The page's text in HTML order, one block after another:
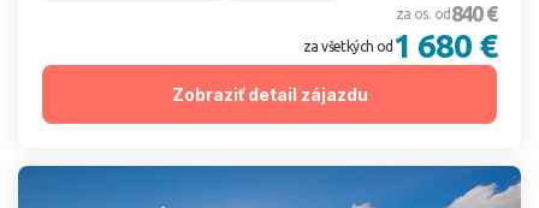
za os. od 840 €
za všetkých od 1 680 €
Zobraziť detail zájazdu